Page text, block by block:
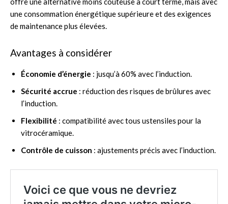
une consommation énergétique supérieure et des exigences
de maintenance plus élevées.
Avantages à considérer
Économie d’énergie : jusqu’à 60% avec l’induction.
Sécurité accrue : réduction des risques de brûlures avec
l’induction.
Flexibilité : compatibilité avec tous ustensiles pour la
vitrocéramique.
Contrôle de cuisson : ajustements précis avec l’induction.